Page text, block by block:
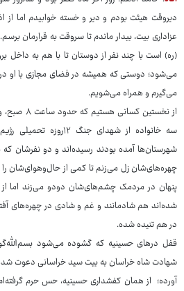
دیروقت هیئت بودم و دیر و خسته خوابیدم اما
عزاداری بیت، بیدار ماندم تا سروقت به قرارمان
(ره) است با چند نفر از دوستان تا با هم به داخل
می‌شود؛ دوستی که همیشه در فضای مجازی با او در
می‌گیرم و همراه می‌شویم.
از نخستین
سه خانواده از شهدای جنگ
شهرستان‌ها آمده بودند رسیده‌اند و دو نفرشان که
چهره‌های‌شان زل می‌زنم تا کمی از حال‌وهوای‌شان
پنهان در مردمک چشم‌های‌شان دودو می‌زند اما
شده‌اند هم شادمانند و غم و شادی در چهره‌های
در هم تنیده شده.
قفل درهای حسینیه که گشوده می‌شود
شهادت شاه خراسان به بیت سید خراسانی دعوت
آورده؛ از همان کفشداری حسینیه، حس حرم